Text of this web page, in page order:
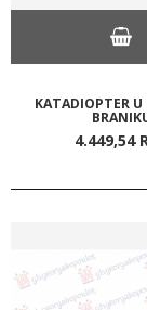
KATADIOPTER U
4.449,54